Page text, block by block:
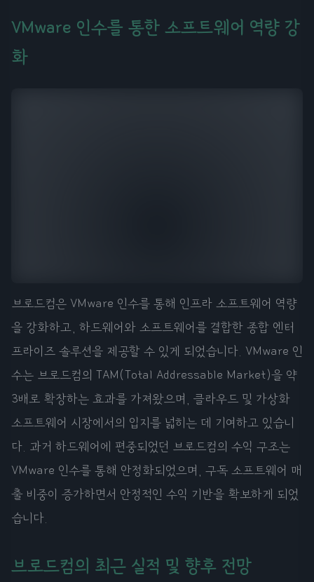
VMware 인수를 통한 소프트웨어 역량 강
화
브로드컴은 VMware 인수를 통해 인프라 소프트웨어 역량
을 강화하고, 하드웨어와 소프트웨어를 결합한 종합 엔터
프라이즈 솔루션을 제공할 수 있게 되었습니다. VMware 인
수는 브로드컴의 TAM(Total Addressable Market)을 약
3배로 확장하는 효과를 가져왔으며, 클라우드 및 가상화
소프트웨어 시장에서의 입지를 넓히는 데 기여하고 있습니
다. 과거 하드웨어에 편중되었던 브로드컴의 수익 구조는
VMware 인수를 통해 안정화되었으며, 구독 소프트웨어 매
출 비중이 증가하면서 안정적인 수익 기반을 확보하게 되었
습니다.
브로드컴의 최근 실적 및 향후 전망